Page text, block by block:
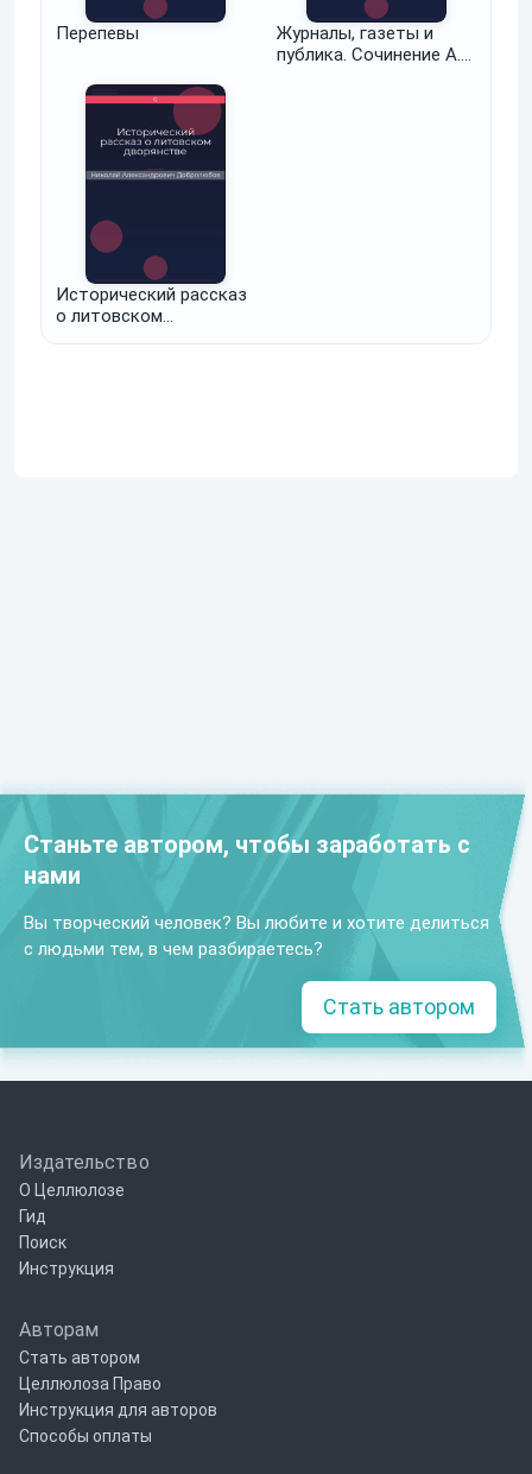
Перепевы
Журналы, газеты и
публика. Сочинение А.
Исторический рассказ
о литовском
Станьте автором, чтобы заработать с
нами
Вы творческий человек? Вы любите и хотите делиться
с людьми тем, в чем разбираетесь?
Стать автором
Издательство
О Целлюлозе
Гид
Поиск
Инструкция
Авторам
Стать автором
Целлюлоза Право
Инструкция для авторов
Способы оплаты